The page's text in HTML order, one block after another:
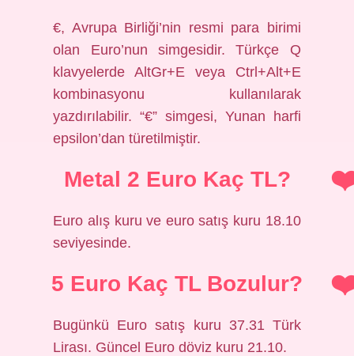
€, Avrupa Birliği’nin resmi para birimi
olan Euro’nun simgesidir. Türkçe Q
klavyelerde AltGr+E veya Ctrl+Alt+E
kombinasyonu kullanılarak
yazdırılabilir. “€” simgesi, Yunan harfi
epsilon’dan türetilmiştir.
Metal 2 Euro Kaç TL?
Euro alış kuru ve euro satış kuru 18.10
seviyesinde.
5 Euro Kaç TL Bozulur?
Bugünkü Euro satış kuru 37.31 Türk
Lirası. Güncel Euro döviz kuru 21.10.